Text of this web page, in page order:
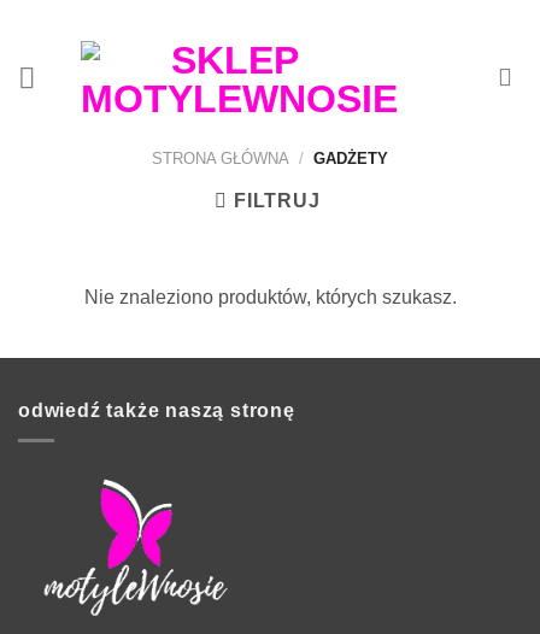
zawartości
STRONA GŁÓWNA / GADŻETY
FILTRUJ
Nie znaleziono produktów, których szukasz.
odwiedź także naszą stronę